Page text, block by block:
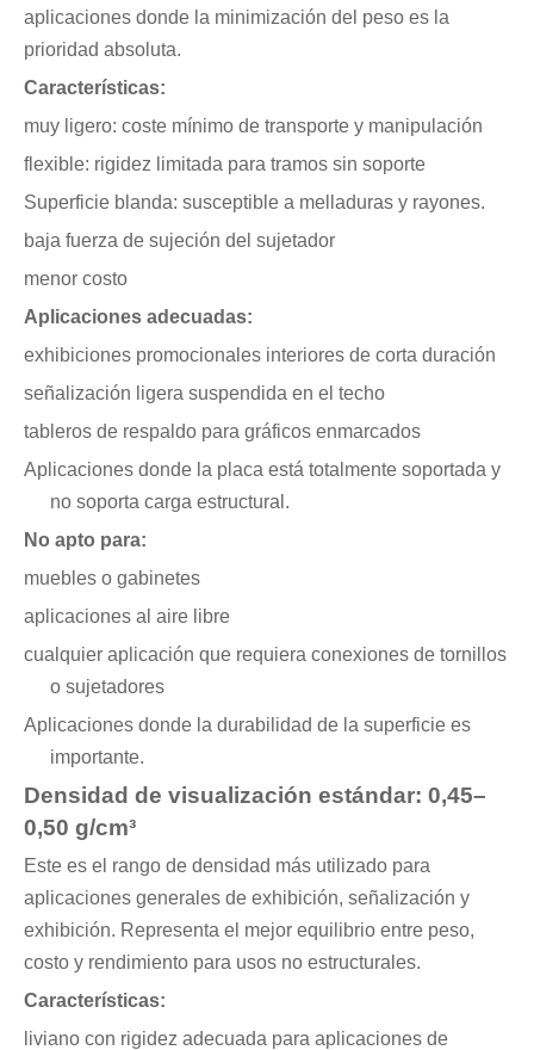
aplicaciones donde la minimización del peso es la
prioridad absoluta.
Características:
muy ligero: coste mínimo de transporte y manipulación
flexible: rigidez limitada para tramos sin soporte
Superficie blanda: susceptible a melladuras y rayones.
baja fuerza de sujeción del sujetador
menor costo
Aplicaciones adecuadas:
exhibiciones promocionales interiores de corta duración
señalización ligera suspendida en el techo
tableros de respaldo para gráficos enmarcados
Aplicaciones donde la placa está totalmente soportada y
no soporta carga estructural.
No apto para:
muebles o gabinetes
aplicaciones al aire libre
cualquier aplicación que requiera conexiones de tornillos
o sujetadores
Aplicaciones donde la durabilidad de la superficie es
importante.
Densidad de visualización estándar: 0,45–
0,50 g/cm³
Este es el rango de densidad más utilizado para
aplicaciones generales de exhibición, señalización y
exhibición. Representa el mejor equilibrio entre peso,
costo y rendimiento para usos no estructurales.
Características:
liviano con rigidez adecuada para aplicaciones de